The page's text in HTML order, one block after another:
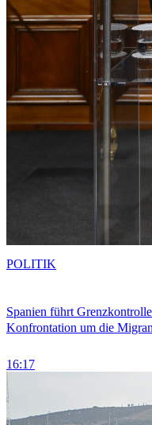
Spanien führt
Konfrontation um die
16:17
POLITIK